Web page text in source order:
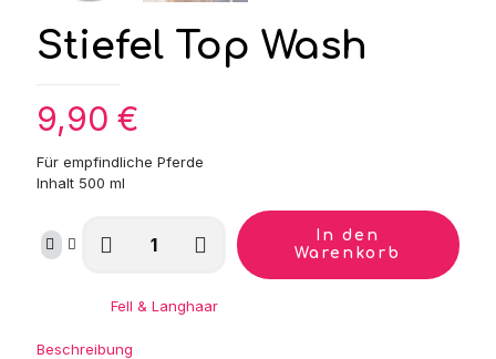
Stiefel Top Wash
9,90 €
Für empfindliche Pferde
Inhalt 500 ml
In den
Warenkorb
Fell & Langhaar
Beschreibung